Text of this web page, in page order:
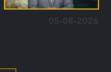
05-08-2026